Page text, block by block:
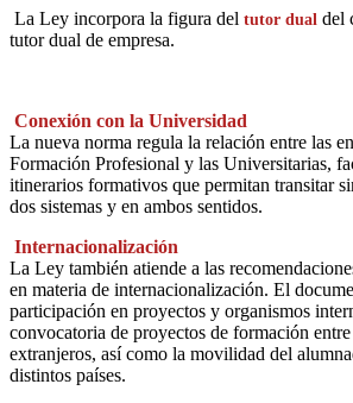
La Ley incorpora la figura del tutor dual del
tutor dual de empresa.
Conexión con la Universidad
La nueva norma regula la relación entre las
Formación Profesional y las Universitarias,
itinerarios formativos que permitan transitar
dos sistemas y en ambos sentidos.
Internacionalización
La Ley también atiende a las
en materia de internacionalización. El
participación en proyectos y organismos
convocatoria de proyectos de formación
extranjeros, así como la movilidad del
distintos países.